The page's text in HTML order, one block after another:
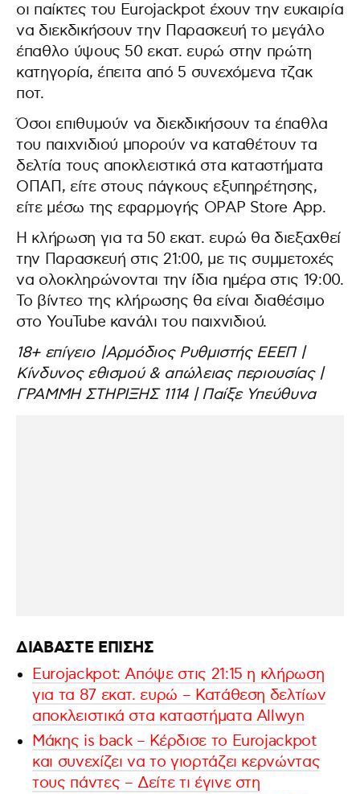
οι παίκτες του Eurojackpot έχουν την ευκαιρία
να διεκδικήσουν την Παρασκευή το μεγάλο
έπαθλο ύψους 50 εκατ. ευρώ στην πρώτη
κατηγορία, έπειτα από 5 συνεχόμενα τζακ
ποτ.
Όσοι επιθυμούν να διεκδικήσουν τα έπαθλα
του παιχνιδιού μπορούν να καταθέτουν τα
δελτία τους αποκλειστικά στα καταστήματα
ΟΠΑΠ, είτε στους πάγκους εξυπηρέτησης,
είτε μέσω της εφαρμογής OPAP Store App.
Η κλήρωση για τα 50 εκατ. ευρώ θα διεξαχθεί
την Παρασκευή στις 21:00, με τις συμμετοχές
να ολοκληρώνονται την ίδια ημέρα στις 19:00.
Το βίντεο της κλήρωσης θα είναι διαθέσιμο
στο YouTube κανάλι του παιχνιδιού.
18+ επίγειο |Αρμόδιος Ρυθμιστής ΕΕΕΠ |
Κίνδυνος εθισμού & απώλειας περιουσίας |
ΓΡΑΜΜΗ ΣΤΗΡΙΞΗΣ 1114 | Παίξε Υπεύθυνα
ΔΙΑΒΑΣΤΕ ΕΠΙΣΗΣ
Eurojackpot: Απόψε στις 21:15 η κλήρωση
για τα 87 εκατ. ευρώ – Κατάθεση δελτίων
αποκλειστικά στα καταστήματα Allwyn
Μάκης is back – Κέρδισε το Εurojackpot
και συνεχίζει να το γιορτάζει κερνώντας
τους πάντες – Δείτε τι έγινε στη